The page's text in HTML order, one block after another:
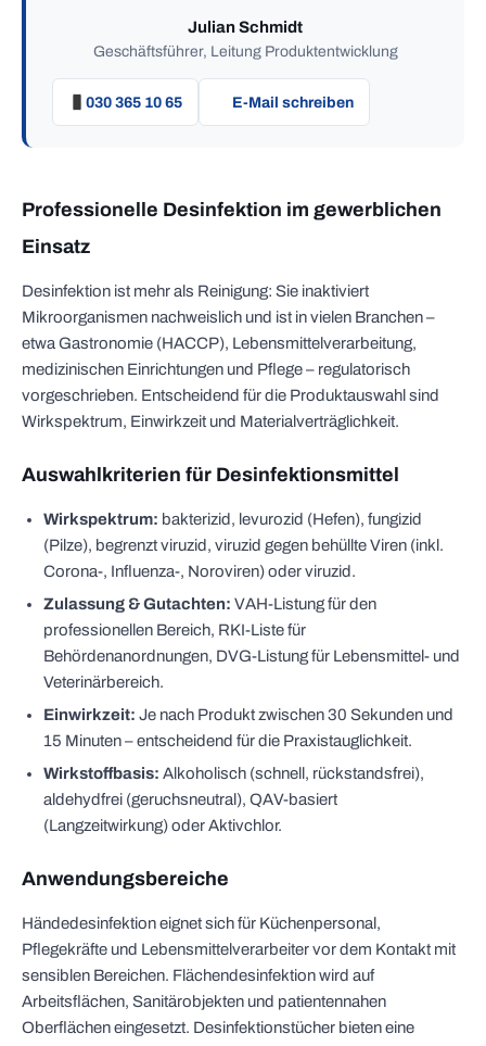
Julian Schmidt
Geschäftsführer, Leitung Produktentwicklung
030 365 10 65 E-Mail schreiben
Professionelle Desinfektion im gewerblichen
Einsatz
Desinfektion ist mehr als Reinigung: Sie inaktiviert
Mikroorganismen nachweislich und ist in vielen Branchen –
etwa Gastronomie (HACCP), Lebensmittelverarbeitung,
medizinischen Einrichtungen und Pflege – regulatorisch
vorgeschrieben. Entscheidend für die Produktauswahl sind
Wirkspektrum, Einwirkzeit und Materialverträglichkeit.
Auswahlkriterien für Desinfektionsmittel
Wirkspektrum: bakterizid, levurozid (Hefen), fungizid
(Pilze), begrenzt viruzid, viruzid gegen behüllte Viren (inkl.
Corona-, Influenza-, Noroviren) oder viruzid.
Zulassung & Gutachten: VAH-Listung für den
professionellen Bereich, RKI-Liste für
Behördenanordnungen, DVG-Listung für Lebensmittel- und
Veterinärbereich.
Einwirkzeit: Je nach Produkt zwischen 30 Sekunden und
15 Minuten – entscheidend für die Praxistauglichkeit.
Wirkstoffbasis: Alkoholisch (schnell, rückstandsfrei),
aldehydfrei (geruchsneutral), QAV-basiert
(Langzeitwirkung) oder Aktivchlor.
Anwendungsbereiche
Händedesinfektion eignet sich für Küchenpersonal,
Pflegekräfte und Lebensmittelverarbeiter vor dem Kontakt mit
sensiblen Bereichen. Flächendesinfektion wird auf
Arbeitsflächen, Sanitärobjekten und patientennahen
Oberflächen eingesetzt. Desinfektionstücher bieten eine